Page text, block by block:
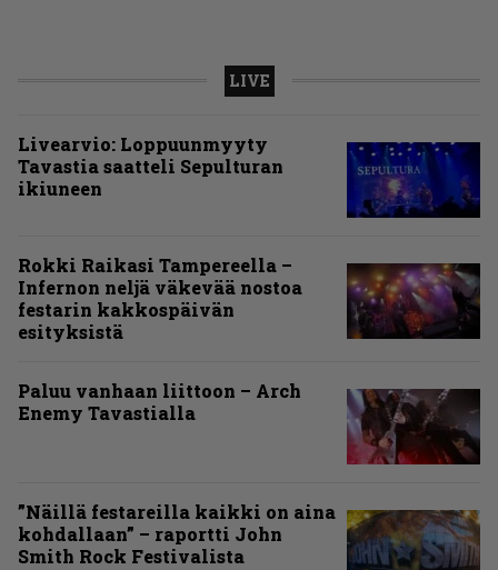
LIVE
Livearvio: Loppuunmyyty
Tavastia saatteli Sepulturan
ikiuneen
Rokki Raikasi Tampereella –
Infernon neljä väkevää nostoa
festarin kakkospäivän
esityksistä
Paluu vanhaan liittoon – Arch
Enemy Tavastialla
”Näillä festareilla kaikki on aina
kohdallaan” – raportti John
Smith Rock Festivalista